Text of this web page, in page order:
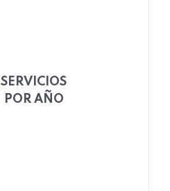
SERVICIOS
POR AÑO